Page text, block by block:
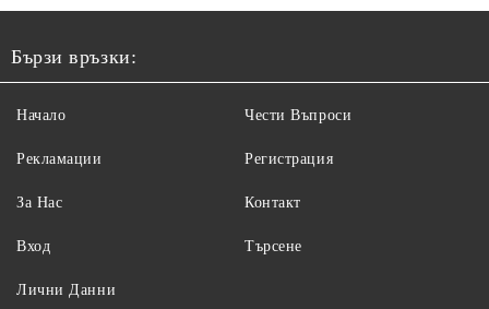
Бързи връзки:
Начало
Рекламации
За Нас
Вход
Чести Въпроси
Регистрация
Контакт
Търсене
Лични Данни